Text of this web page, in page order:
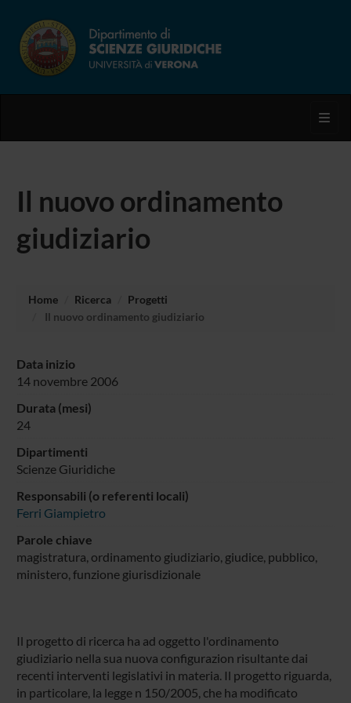
Il nuovo ordinamento
giudiziario
Home Ricerca
Progetti
Il nuovo ordinamento giudiziario
Data inizio
14 novembre 2006
Durata (mesi)
24
Dipartimenti
Scienze Giuridiche
Responsabili (o referenti locali)
Ferri Giampietro
Parole chiave
magistratura, ordinamento giudiziario, giudice, pubblico,
ministero, funzione giurisdizionale
Il progetto di ricerca ha ad oggetto l'ordinamento
giudiziario nella sua nuova configurazion risultante dai
recenti interventi legislativi in materia. Il progetto riguarda,
in particolare, la legge n 150/2005, che ha modificato